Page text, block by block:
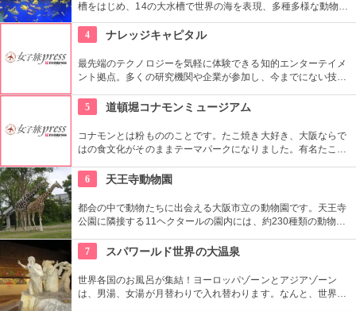
槽をはじめ、14の大水槽で世界の海を表現、多種多様な動物を
見ることができます。夜の営業時間は照明を落としたムーディ
ーな館内で生き物の寝顔などを見られます。
4 ナレッジキャピタル
最先端のテクノロジーを気軽に体験できる知的エンターテイメ
ント拠点。多くの研究機関や企業が参加し、今までにない技術
ショールームが好奇心を刺激してくれます。また、各種展示や
ワークショップなど一緒に参加したくなるイベントも盛りだく
さんです。
5 道頓堀コナモンミュージアム
コナモンとは粉もののことです。たこ焼き大好き、大阪ならで
はの食文化がそのままテーマパークになりました。有名たこ焼
史が学べたり、ロウで作る食品サンプルを体験できるフロアも
用意(要予約)。地下1階には懐かしの大阪万博をテーマにしたカ
フェがあります。
6 天王寺動物園
都会の中で動物たちに出会える大阪市立の動物園です。天王寺
公園に隣接する11ヘクタールの園内には、約230種類の動物や
う展示スタイルを採用。もともとの生息地に近い環境が再現さ
れています。動物のいきいきとした様子を見ることができ、楽
しさアップです。
7 スパワールド世界の大温泉
世界各国のお風呂が集結！ヨーロッパゾーンとアジアゾーン
は、男湯、女湯が月替わりで入れ替わります。なんと、世界各